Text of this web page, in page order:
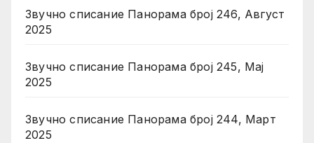
Звучно списание Панорама број 246, Август
2025
Звучно списание Панорама број 245, Мај
2025
Звучно списание Панорама број 244, Март
2025